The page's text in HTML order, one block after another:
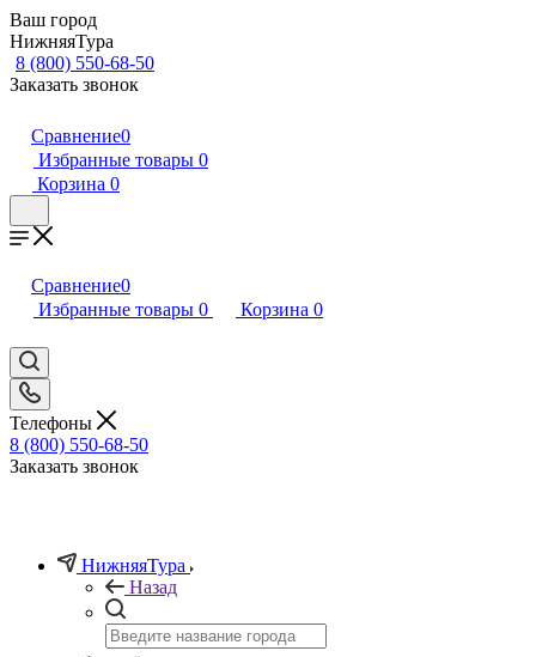
Ваш город
НижняяТура
8 (800) 550-68-50
Заказать звонок
Сравнение0
Избранные товары 0
Корзина 0
Сравнение0
Избранные товары 0 Корзина 0
Телефоны
8 (800) 550-68-50
Заказать звонок
НижняяТура
Назад